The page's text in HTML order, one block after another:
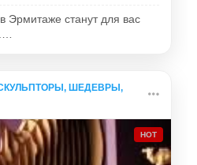
Эрмитаже станут для вас
ШЕДЕВРЫ,
HOT